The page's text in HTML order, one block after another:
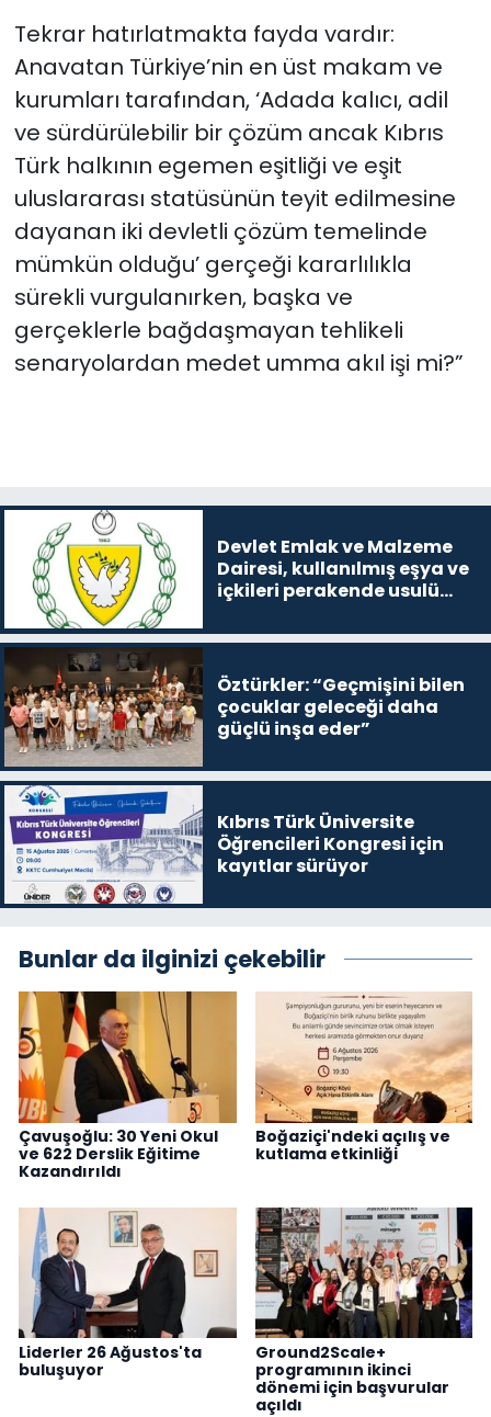
Tekrar hatırlatmakta fayda vardır:
Anavatan Türkiye’nin en üst makam ve
kurumları tarafından, ‘Adada kalıcı, adil
ve sürdürülebilir bir çözüm ancak Kıbrıs
Türk halkının egemen eşitliği ve eşit
uluslararası statüsünün teyit edilmesine
dayanan iki devletli çözüm temelinde
mümkün olduğu’ gerçeği kararlılıkla
sürekli vurgulanırken, başka ve
gerçeklerle bağdaşmayan tehlikeli
senaryolardan medet umma akıl işi mi?”
Devlet Emlak ve Malzeme
Dairesi, kullanılmış eşya ve
içkileri perakende usulü
Öztürkler: “Geçmişini bilen
çocuklar geleceği daha
güçlü inşa eder”
Kıbrıs Türk Üniversite
Öğrencileri Kongresi için
kayıtlar sürüyor
Bunlar da ilginizi çekebilir
Çavuşoğlu: 30 Yeni Okul
ve 622 Derslik Eğitime
Kazandırıldı
Boğaziçi'ndeki açılış ve
kutlama etkinliği
Liderler 26 Ağustos'ta
buluşuyor
Ground2Scale+
programının ikinci
dönemi için başvurular
açıldı